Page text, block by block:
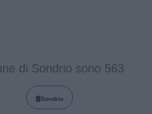
di Sondrio sono 563
Sondrio